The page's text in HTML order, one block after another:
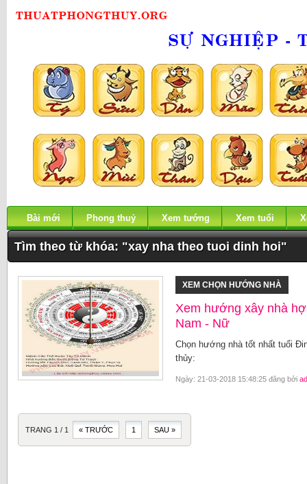
Bài mới Phong thuỷ Xem tướng Xem tuổi
Tìm theo từ khóa: "xay nha theo tuoi dinh hoi"
XEM CHỌN HƯỚNG NHÀ
Xem hướng xây nhà
Nam - Nữ
Chọn hướng nhà tốt nhất tuổi
thủy:
Ngày: 21-03-2018 15:48:25 đăng bởi
TRANG 1 / 1 « TRƯỚC 1 SAU »